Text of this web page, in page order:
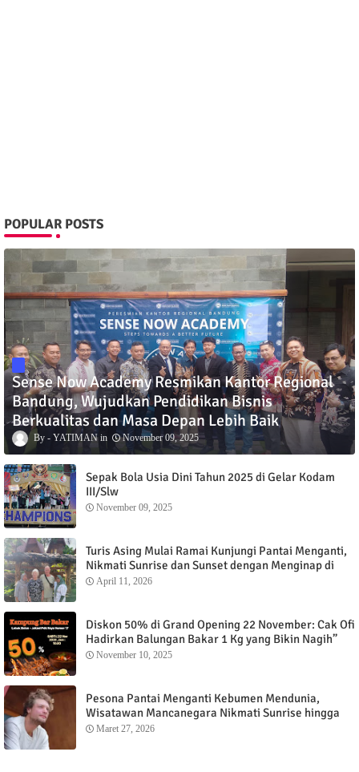
POPULAR POSTS
Sense Now Academy Resmikan Kantor Regional
Bandung, Wujudkan Pendidikan Bisnis
Berkualitas dan Masa Depan Lebih Baik
YATIMAN November 09, 2025
Sepak Bola Usia Dini Tahun 2025 di Gelar Kodam
III/Slw
November 09, 2025
Turis Asing Mulai Ramai Kunjungi Pantai Menganti,
Nikmati Sunrise dan Sunset dengan Menginap di
Menganti Cottage
April 11, 2026
Diskon 50% di Grand Opening 22 November: Cak Ofi
Hadirkan Balungan Bakar 1 Kg yang Bikin Nagih”
November 10, 2025
Pesona Pantai Menganti Kebumen Mendunia,
Wisatawan Mancanegara Nikmati Sunrise hingga
Sunset dari Menganti Cottage
Maret 27, 2026